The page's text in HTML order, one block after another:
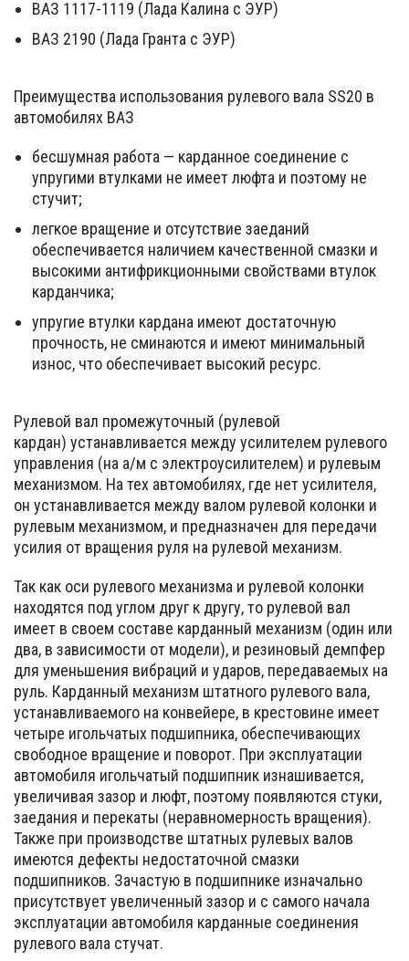
ВАЗ 1117-1119 (Лада Калина с ЭУР)
ВАЗ 2190 (Лада Гранта с ЭУР)
Преимущества использования рулевого вала SS20 в
автомобилях ВАЗ
бесшумная работа — карданное соединение с
упругими втулками не имеет люфта и поэтому не
стучит;
легкое вращение и отсутствие заеданий
обеспечивается наличием качественной смазки и
высокими антифрикционными свойствами втулок
карданчика;
упругие втулки кардана имеют достаточную
прочность, не сминаются и имеют минимальный
износ, что обеспечивает высокий ресурс.
Рулевой вал промежуточный (рулевой
кардан) устанавливается между усилителем рулевого
управления (на а/м с электроусилителем) и рулевым
механизмом. На тех автомобилях, где нет усилителя,
он устанавливается между валом рулевой колонки и
рулевым механизмом, и предназначен для передачи
усилия от вращения руля на рулевой механизм.
Так как оси рулевого механизма и рулевой колонки
находятся под углом друг к другу, то рулевой вал
имеет в своем составе карданный механизм (один или
два, в зависимости от модели), и резиновый демпфер
для уменьшения вибраций и ударов, передаваемых на
руль. Карданный механизм штатного рулевого вала,
устанавливаемого на конвейере, в крестовине имеет
четыре игольчатых подшипника, обеспечивающих
свободное вращение и поворот. При эксплуатации
автомобиля игольчатый подшипник изнашивается,
увеличивая зазор и люфт, поэтому появляются стуки,
заедания и перекаты (неравномерность вращения).
Также при производстве штатных рулевых валов
имеются дефекты недостаточной смазки
подшипников. Зачастую в подшипнике изначально
присутствует увеличенный зазор и с самого начала
эксплуатации автомобиля карданные соединения
рулевого вала стучат.